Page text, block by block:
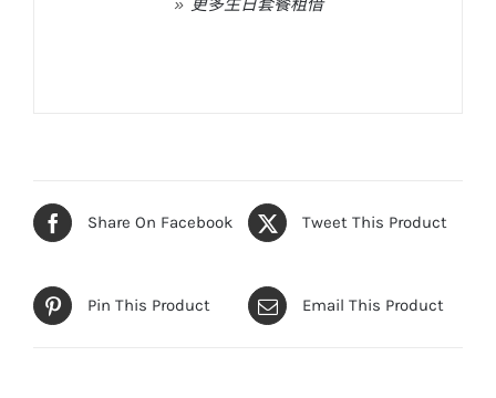
» 更多生日套餐租借
Share On Facebook Tweet This Product
Pin This Product Email This Product